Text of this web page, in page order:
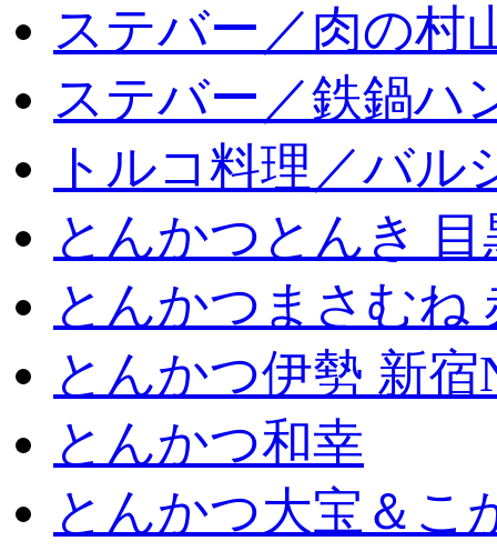
ステバー／肉の村
ステバー／鉄鍋ハ
トルコ料理／バル
とんかつとんき
とんかつまさむね
とんかつ伊勢 新宿
とんかつ和幸
とんかつ大宝＆こ